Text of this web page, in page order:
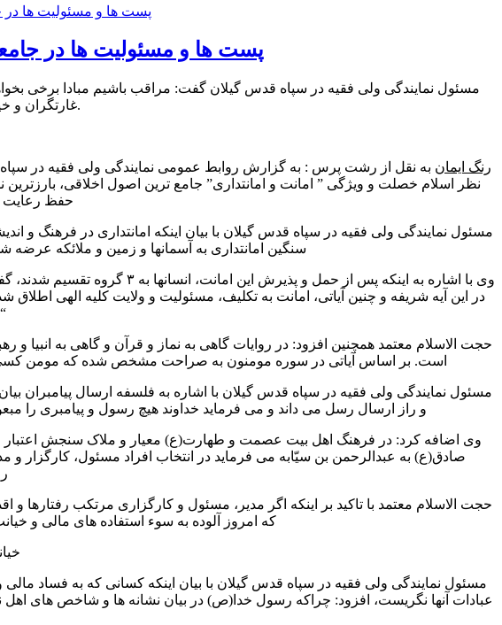
پست ها و مسئولیت ها در
مسئول نمایندگی ولی فقیه در سپاه قدس گیلان گفت: مراقب باشیم مبادا برخی
غارتگران و خیانتکاران به بیت المال مسلمین را فراهم سازند.
رنگ ایمان به نقل از رشت پرس : به گزارش روابط عمومی نمایندگی ولی فقیه در
نظر اسلام خصلت و ویژگی ” امانت و امانتداری” جامع ترین اصول اخلاقی،
حفظ رعایت
مسئول نمایندگی ولی فقیه در سپاه قدس گیلان با بیان اینکه امانتداری در فرهنگ و
سنگین امانتداری به آسمانها و زمین و ملائکه عرضه
وی با اشاره به اینکه پس از
در این آیه شریفه و چنین آیاتی، امانت به تکلیف، مسئولیت و ولایت کلیه الهی
حجت الاسلام معتمد همچنین افزود: در روایات گاهی به نماز و قرآن و گاهی به
است. بر اساس آیاتی در سوره مومنون به صراحت مشخص شده که مومن کسی است
مسئول نمایندگی ولی فقیه در سپاه قدس گیلان با اشاره به فلسفه ارسال پیامبران
و راز ارسال رسل می داند و می فرماید خداوند هیچ رسول و پیامبری را
وی اضافه کرد: در فرهنگ اهل بیت عصمت و طهارت(ع) معیار و ملاک سنجش اعتبار و
صادق(ع) به عبدالرحمن بن سیّابه می فرماید در انتخاب افراد مسئول، کارگزار و
حجت الاسلام معتمد با تاکید بر اینکه اگر مدیر، مسئول و کارگزاری مرتکب رفتارها
که امروز آلوده به سوء استفاده های مالی و
مسئول نمایندگی ولی فقیه در سپاه قدس گیلان با بیان اینکه کسانی که به فساد مالی و
عبادات آنها نگریست، افزود: چراکه رسول خدا(ص) در بیان نشانه ها و شاخص های اهل